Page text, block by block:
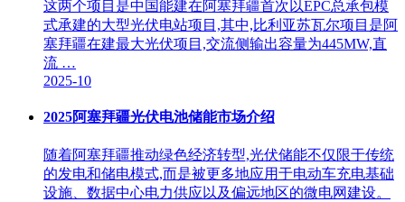
这两个项目是中国能建在阿塞拜疆首次以EPC总承包模
式承建的大型光伏电站项目,其中,比利亚苏瓦尔项目是阿
塞拜疆在建最大光伏项目,交流侧输出容量为445MW,直
流 …
2025-10
2025阿塞拜疆光伏电池储能市场介绍
随着阿塞拜疆推动绿色经济转型,光伏储能不仅限于传统
的发电和储电模式,而是被更多地应用于电动车充电基础
设施、数据中心电力供应以及偏远地区的微电网建设。